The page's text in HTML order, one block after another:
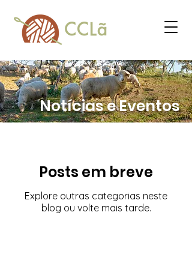
Notícias e Eventos
Posts em breve
Explore outras categorias neste
blog ou volte mais tarde.